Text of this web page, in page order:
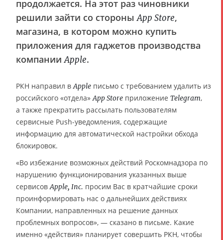
продолжается. На этот раз чиновники
решили зайти со стороныApp Store,
магазина, в котором можно купить
приложения для гаджетов производства
компанииApple.
РКН направил вApple письмо с требованием удалить из
российского «отдела»App Store приложение Telegram,
а также прекратить рассылать пользователям
сервисные Push-уведомления, содержащие
информацию для автоматической настройки обхода
блокировок.
«Во избежание возможных действий Роскомнадзора по
нарушению функционирования указанных выше
сервисовApple, Inc. просим Вас в кратчайшие сроки
проинформировать нас о дальнейших действиях
Компании, направленных на решение данных
проблемных вопросов», — сказано в письме. Какие
именно «действия» планирует совершить РКН, чтобы